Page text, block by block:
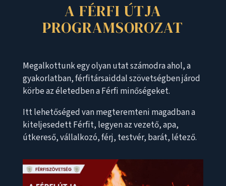
A FÉRFI ÚTJA
PROGRAMSOROZAT
Megalkottunk egy olyan utat számodra ahol, a
gyakorlatban, férfitársaiddal szövetségben járod
körbe az életedben a Férfi minőségeket.
Itt lehetőséged van megteremteni magadban a
kiteljesedett Férfit, legyen az vezető, apa,
útkereső, vállalkozó, férj, testvér, barát, létező.